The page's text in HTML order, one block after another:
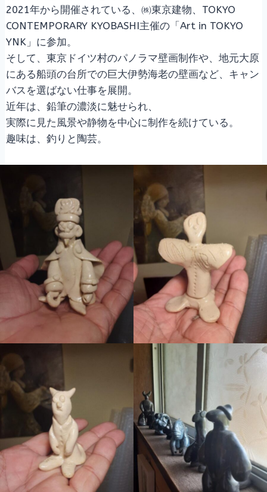
2021年から開催されている、㈱東京建物、TOKYO
CONTEMPORARY KYOBASHI主催の「Art in TOKYO
YNK」に参加。
そして、東京ドイツ村のパノラマ壁画制作や、地元大原
にある船頭の台所での巨大伊勢海老の壁画など、キャン
バスを選ばない仕事を展開。
近年は、鉛筆の濃淡に魅せられ、
実際に見た風景や静物を中心に制作を続けている。
趣味は、釣りと陶芸。